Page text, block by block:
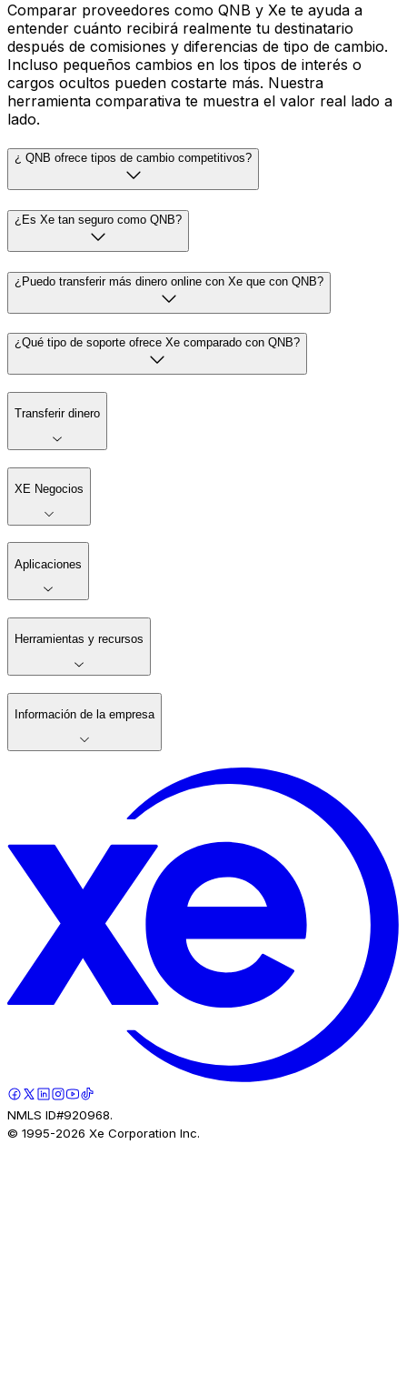
Comparar proveedores como QNB y Xe te ayuda a
entender cuánto recibirá realmente tu destinatario
después de comisiones y diferencias de tipo de cambio.
Incluso pequeños cambios en los tipos de interés o
cargos ocultos pueden costarte más. Nuestra
herramienta comparativa te muestra el valor real lado a
lado.
¿ QNB ofrece tipos de cambio competitivos?
¿Es Xe tan seguro como QNB?
¿Puedo transferir más dinero online con Xe que con QNB?
¿Qué tipo de soporte ofrece Xe comparado con QNB?
Transferir dinero
XE Negocios
Aplicaciones
Herramientas y recursos
Información de la empresa
NMLS ID#920968.
© 1995-2026 Xe Corporation Inc.